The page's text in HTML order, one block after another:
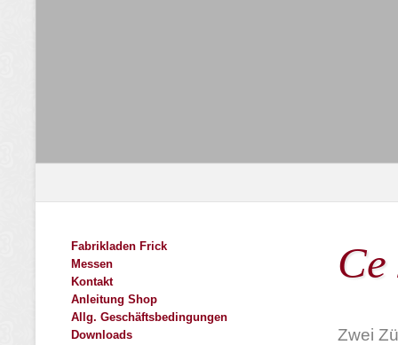
Fabrikladen Frick
Messen
Kontakt
Anleitung Shop
Allg. Geschäftsbedingungen
Downloads
Zwei